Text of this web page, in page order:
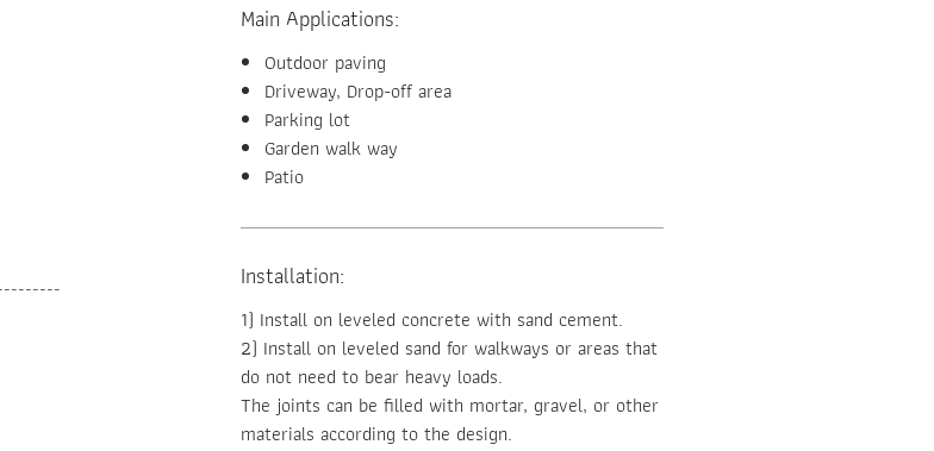
Main Applications:
Outdoor paving
Driveway, Drop-off area
Parking lot
Garden walk way
Patio
Installation:
1) Install on leveled concrete with sand cement.
2) Install on leveled sand for walkways or areas that
do not need to bear heavy loads.
The joints can be filled with mortar, gravel, or other
materials according to the design.